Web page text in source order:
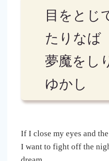
目をとじ
たりなば
夢魔をし
ゆかし
If I close my eyes and
I want to fight off the